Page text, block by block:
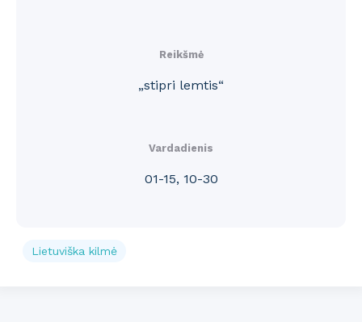
Reikšmė
„stipri lemtis“
Vardadienis
01-15, 10-30
Lietuviška kilmė